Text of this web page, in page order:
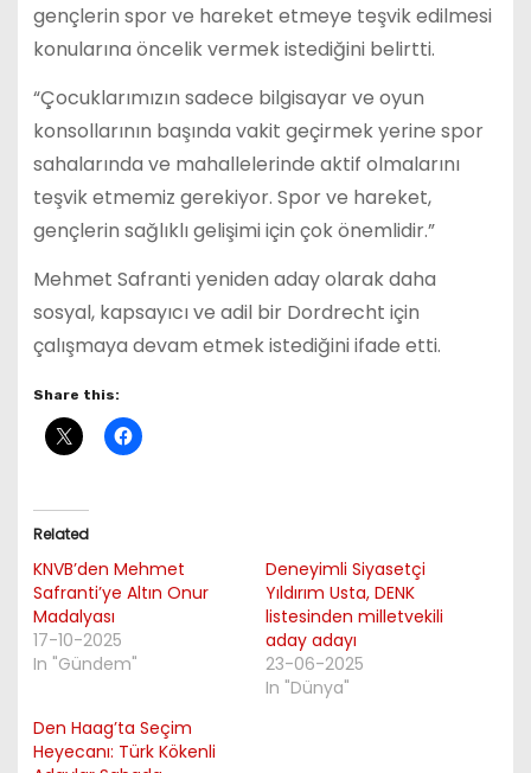
gençlerin spor ve hareket etmeye teşvik edilmesi
konularına öncelik vermek istediğini belirtti.
“Çocuklarımızın sadece bilgisayar ve oyun
konsollarının başında vakit geçirmek yerine spor
sahalarında ve mahallelerinde aktif olmalarını
teşvik etmemiz gerekiyor. Spor ve hareket,
gençlerin sağlıklı gelişimi için çok önemlidir.”
Mehmet Safranti yeniden aday olarak daha
sosyal, kapsayıcı ve adil bir Dordrecht için
çalışmaya devam etmek istediğini ifade etti.
Share this:
Related
KNVB’den Mehmet
Safranti’ye Altın Onur
Madalyası
17-10-2025
In "Gündem"
Deneyimli Siyasetçi
Yıldırım Usta, DENK
listesinden milletvekili
aday adayı
23-06-2025
In "Dünya"
Den Haag’ta Seçim
Heyecanı: Türk Kökenli